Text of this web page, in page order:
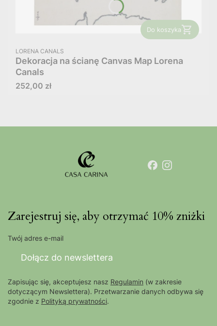
Do koszyka
PRODUCENT
LORENA CANALS
Dekoracja na ścianę Canvas Map Lorena
Canals
Cena
252,00 zł
Zarejestruj się, aby otrzymać 10% zniżki
Twój adres e-mail
Dołącz do newslettera
Zapisując się, akceptujesz nasz Regulamin (w zakresie
dotyczącym Newslettera). Przetwarzanie danych odbywa się
zgodnie z Polityką prywatności.